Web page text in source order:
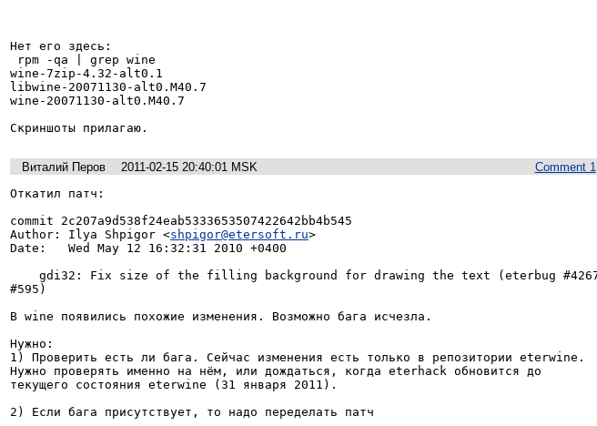
Нет его здесь:
wine-7zip-4.32-alt0.1
libwine-20071130-alt0.M40.7
wine-20071130-alt0.M40.7
Скриншоты прилагаю.
Comment 1
Виталий Перов
2011-02-15 20:40:01 MSK
Откатил патч:
commit 2c207a9d538f24eab5333653507422642bb4b545
Author: Ilya Shpigor <shpigor@etersoft.ru>
Date:   Wed May 12 16:32:31 2010 +0400
#595)
В wine появились похожие изменения. Возможно бага исчезла.
Нужно:
1) Проверить есть ли бага. Сейчас изменения есть только в репозитории eterwine.
Нужно проверять именно на нём, или дождаться, когда eterhack обновится до
текущего состояния eterwine (31 января 2011).
2) Если бага присутствует, то надо переделать патч